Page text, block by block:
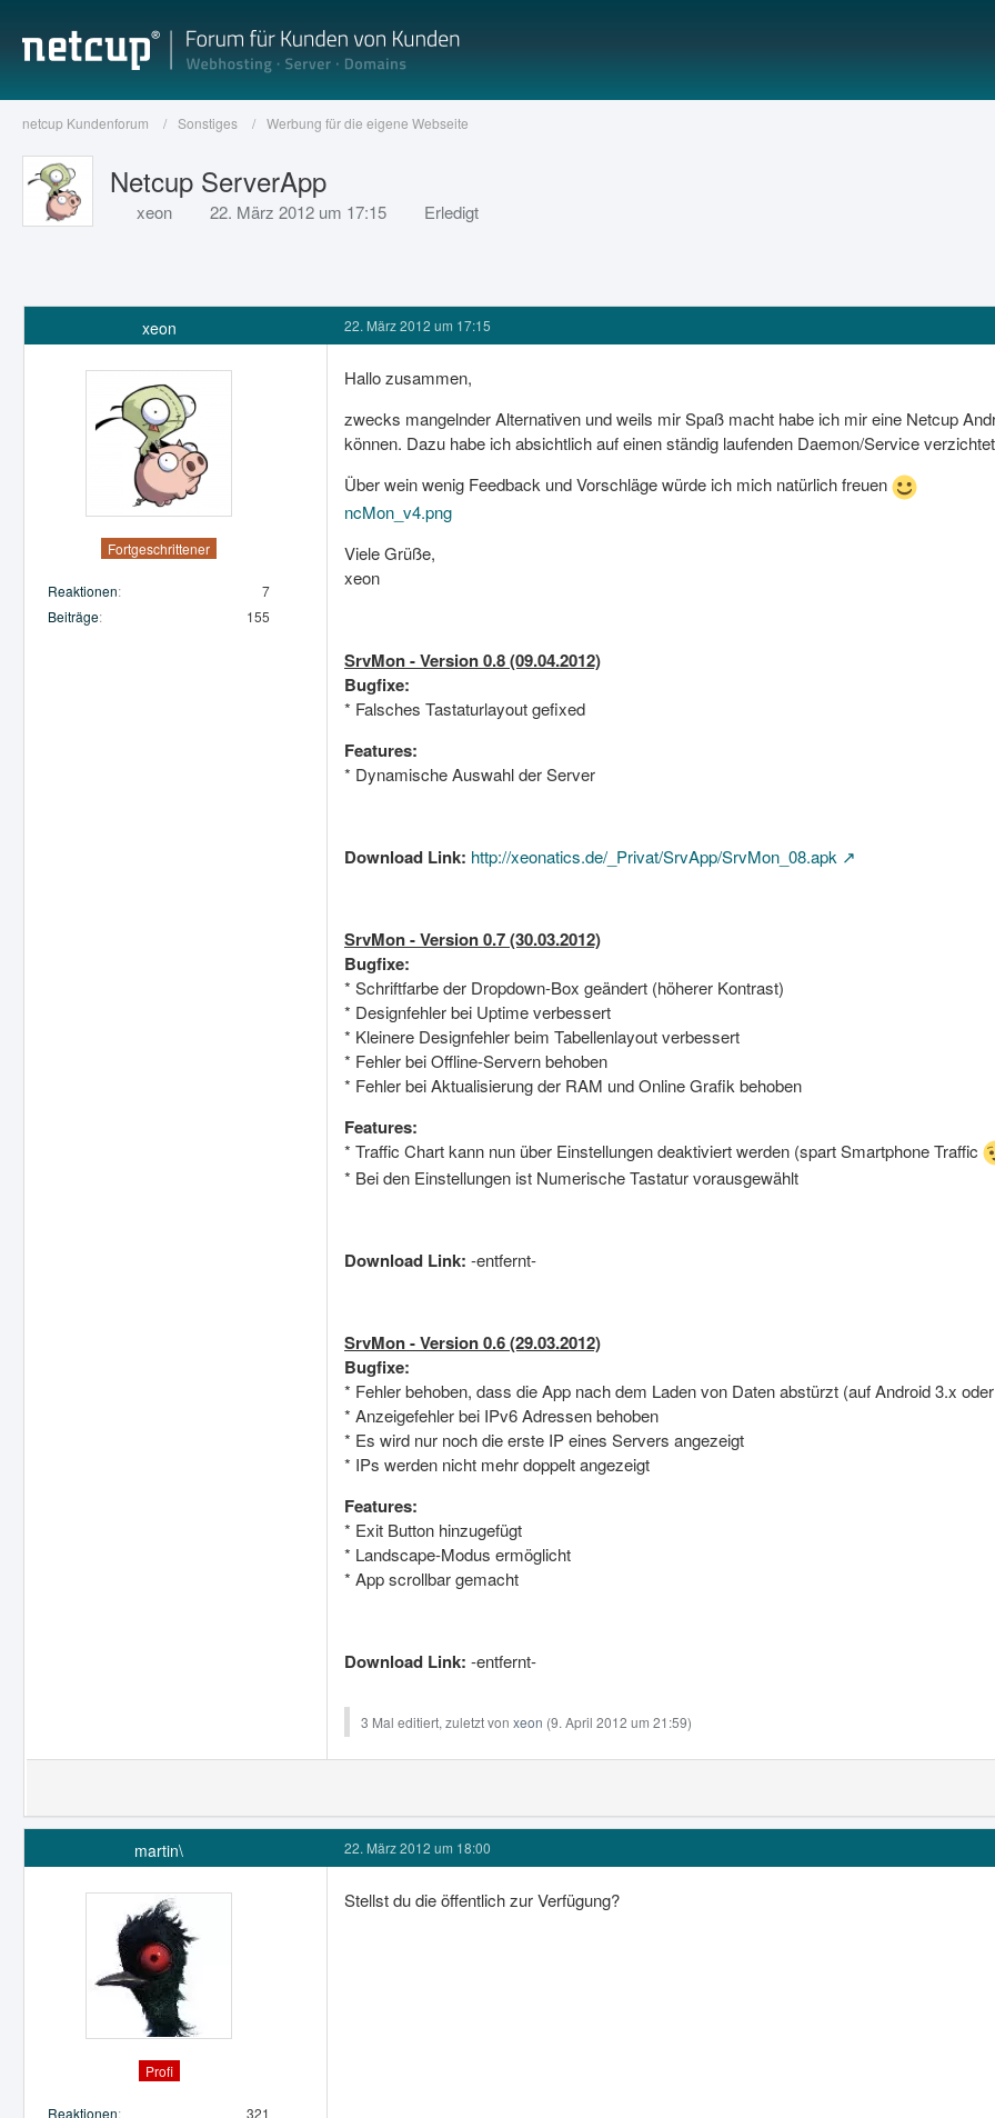
netcup Kundenforum Sonstiges Werbung für die eigene Webseite
Netcup ServerApp
xeon 22. März 2012 um 17:15 Erledigt
xeon
Fortgeschrittener
Reaktionen
7
Beiträge
155
22. März 2012 um 17:15
Hallo zusammen,
zwecks mangelnder Alternativen und weils mir Spaß macht habe ich mir eine Netcup
können. Dazu habe ich absichtlich auf einen ständig laufenden Daemon/Service
Über wein wenig Feedback und Vorschläge würde ich mich natürlich freuen
ncMon_v4.png
Viele Grüße,
xeon
SrvMon - Version 0.8 (09.04.2012)
Bugfixe:
* Falsches Tastaturlayout gefixed
Features:
* Dynamische Auswahl der Server
Download Link: http://xeonatics.de/_Privat/SrvApp/SrvMon_08.apk
SrvMon - Version 0.7 (30.03.2012)
Bugfixe:
* Schriftfarbe der Dropdown-Box geändert (höherer Kontrast)
* Designfehler bei Uptime verbessert
* Kleinere Designfehler beim Tabellenlayout verbessert
* Fehler bei Offline-Servern behoben
* Fehler bei Aktualisierung der RAM und Online Grafik behoben
Features:
* Traffic Chart kann nun über Einstellungen deaktiviert werden (spart Smartphone Traffic
* Bei den Einstellungen ist Numerische Tastatur vorausgewählt
Download Link: -entfernt-
SrvMon - Version 0.6 (29.03.2012)
Bugfixe:
* Fehler behoben, dass die App nach dem Laden von Daten abstürzt (auf Android 3.x
* Anzeigefehler bei IPv6 Adressen behoben
* Es wird nur noch die erste IP eines Servers angezeigt
* IPs werden nicht mehr doppelt angezeigt
Features:
* Exit Button hinzugefügt
* Landscape-Modus ermöglicht
* App scrollbar gemacht
Download Link: -entfernt-
3 Mal editiert, zuletzt von xeon (9. April 2012 um 21:59)
martin\
Profi
Reaktionen
321
22. März 2012 um 18:00
Stellst du die öffentlich zur Verfügung?